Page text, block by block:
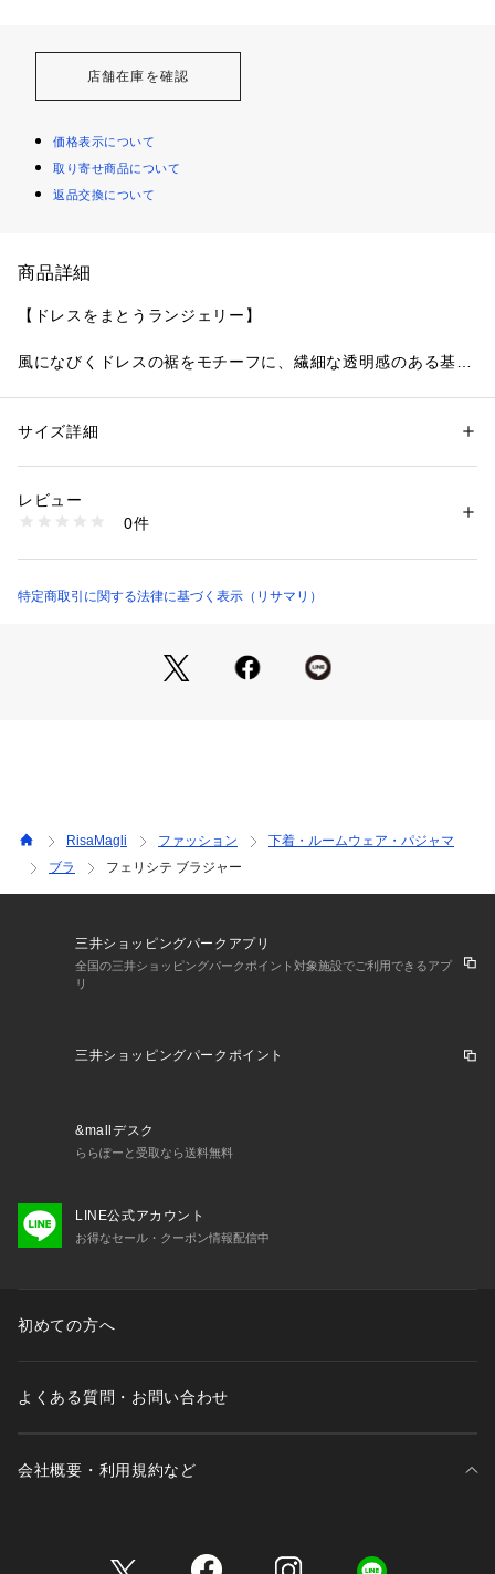
店舗在庫を確認
価格表示について
取り寄せ商品について
返品交換について
商品詳細
【ドレスをまとうランジェリー】
風になびくドレスの裾をモチーフに、繊細な透明感のある基布
したレースは、贅沢な大人の気品を感じるデザインに仕上がり
でドレープのような柔らかさを演出しています。
ストラップに添えたお花のアップリケは、レースの刺しゅうと
をプラスしました。
日常のふとしたたたずまいも、美しいものへと変えてしまうよ
うなアイテムになれますように。
で美しいDecorteを演出します。
Gカップ～は下カップにボーンを入れ、3段ホックを使用する
ことにより、ボリュームのあるバストをしっかり支えます。
＜こんな方にオススメです＞
しっかりとしたホールド感・安定感を実感したい方
バストを強調しすぎず、丸くナチュラルなシルエットがお好き
＜商品仕様＞
・サイドボーンあり（樹脂製）
・ホック：3段×3列
＜関連アイテム＞
お揃いのアイテムは以下よりご確認ください。
・67232 ブラジャー（G・H・I）
・47233 おやすみブラ（M・L）
・77231 レースショーツ
・77236サ
性別：レディース
素材：ナイロン・ポリエステル・ポリウレタン
商品番号：
N05-67232 （ショップ）
サイズ詳細
レビュー
0件
特定商取引に関する法律に基づく表示（リサマリ）
RisaMagli ファッション
下着・ルームウェア・パジャマ
ブラ
フェリシテ ブラジャー
三井ショッピングパークアプリ
全国の三井ショッピングパークポイント対象施設でご利用できるアプ
リ
三井ショッピングパークポイント
&mallデスク
ららぽーと受取なら送料無料
LINE公式アカウント
お得なセール・クーポン情報配信中
初めての方へ
よくある質問・お問い合わせ
会社概要・利用規約など